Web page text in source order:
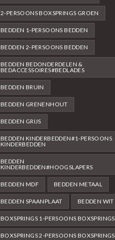
2-PERSOONS BOXSPRINGS GROEN
BEDDEN 1-PERSOONS BEDDEN
BEDDEN 2-PERSOONS BEDDEN
BEDDEN BEDONDERDELEN &
BEDACCESSOIRES#BEDLADES
BEDDEN BRUIN
BEDDEN GRENENHOUT
BEDDEN GRIJS
BEDDEN KINDERBEDDEN#1-PERSOONS
KINDERBEDDEN
BEDDEN
KINDERBEDDEN#HOOGSLAPERS
BEDDEN MDF BEDDEN METAAL
BEDDEN SPAANPLAAT BEDDEN WIT
BOXSPRINGS 1-PERSOONS BOXSPRINGS
BOXSPRINGS 2-PERSOONS BOXSPRINGS